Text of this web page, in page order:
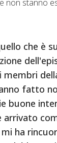
non stanno
che è
membri
fatto
buone
arrivato
ha